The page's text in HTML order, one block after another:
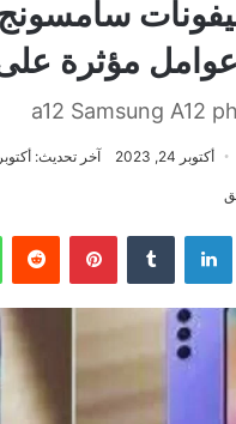
a12 Samsung A12
أكتوبر 24, 2023 آخر تحديث: أكتوبر 24, 2023
لينكدإن بينتيريست